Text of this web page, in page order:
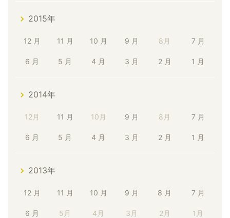
2015年
12 月 11 月 10 月 9 月 8月 7 月
6 月 5 月 4 月 3 月 2 月 1 月
2014年
12月 11 月 10月 9 月 8月 7 月
6 月 5 月 4 月 3 月 2 月 1 月
2013年
12 月 11 月 10 月 9 月 8 月 7 月
6 月 5月 4月 3月 2月 1月